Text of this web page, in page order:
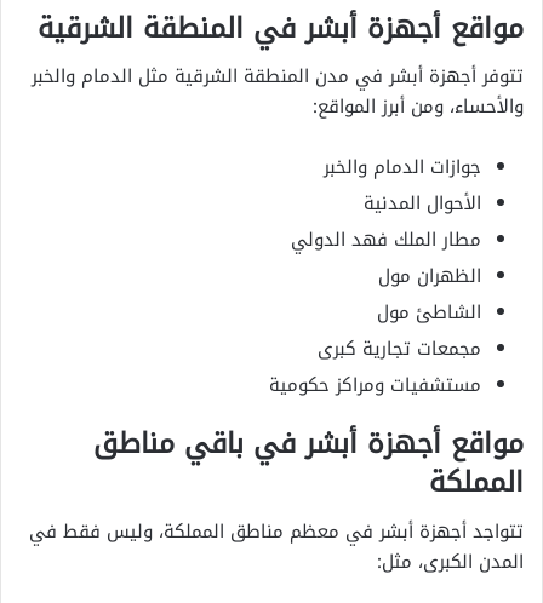
مواقع أجهزة أبشر في المنطقة الشرقية
تتوفر أجهزة أبشر في مدن المنطقة الشرقية مثل الدمام والخبر
والأحساء، ومن أبرز المواقع:
جوازات الدمام والخبر
الأحوال المدنية
مطار الملك فهد الدولي
الظهران مول
الشاطئ مول
مجمعات تجارية كبرى
مستشفيات ومراكز حكومية
مواقع أجهزة أبشر في باقي مناطق
المملكة
تتواجد أجهزة أبشر في معظم مناطق المملكة، وليس فقط في
المدن الكبرى، مثل: